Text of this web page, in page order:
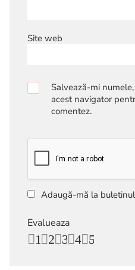
Site web
Salvează-mi
acest navigator
comentez.
Adaugă-mă la
Evalueaza
5
4
3
2
1